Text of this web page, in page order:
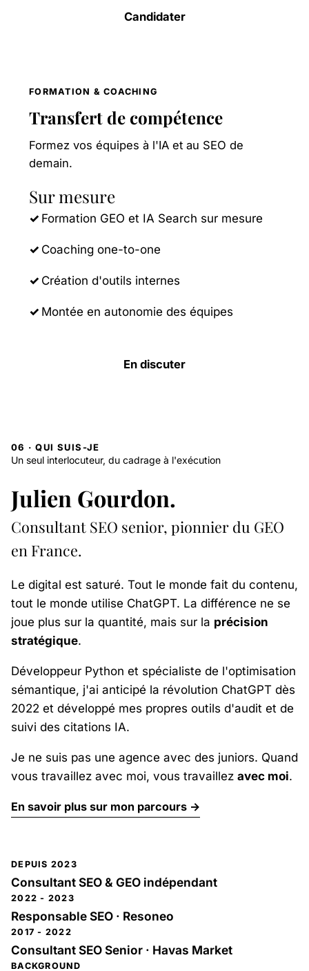
Candidater
FORMATION & COACHING
Transfert de compétence
Formez vos équipes à l'IA et au SEO de
demain.
Sur mesure
Formation GEO et IA Search sur mesure
Coaching one-to-one
Création d'outils internes
Montée en autonomie des équipes
En discuter
06 · QUI SUIS-JE
Un seul interlocuteur, du cadrage à l'exécution
Julien Gourdon.
Consultant SEO senior, pionnier du GEO
en France.
Le digital est saturé. Tout le monde fait du contenu,
tout le monde utilise ChatGPT. La différence ne se
joue plus sur la quantité, mais sur la précision
stratégique.
Développeur Python et spécialiste de l'optimisation
sémantique, j'ai anticipé la révolution ChatGPT dès
2022 et développé mes propres outils d'audit et de
suivi des citations IA.
Je ne suis pas une agence avec des juniors. Quand
vous travaillez avec moi, vous travaillez avec moi.
En savoir plus sur mon parcours →
DEPUIS 2023
Consultant SEO & GEO indépendant
2022 - 2023
Responsable SEO · Resoneo
2017 - 2022
Consultant SEO Senior · Havas Market
BACKGROUND